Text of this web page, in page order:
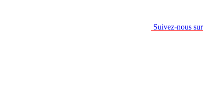
Suivez-nous sur